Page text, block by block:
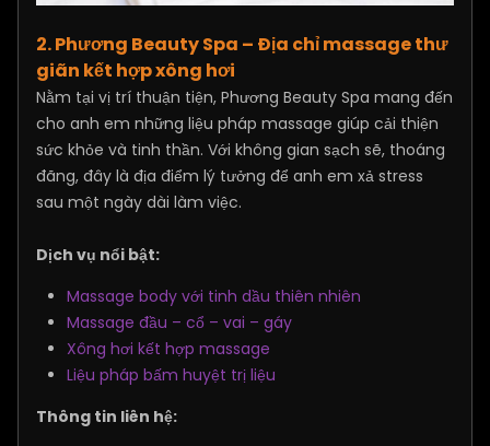
2. Phương Beauty Spa – Địa chỉ massage thư
giãn kết hợp xông hơi
Nằm tại vị trí thuận tiện, Phương Beauty Spa mang đến
cho anh em những liệu pháp massage giúp cải thiện
sức khỏe và tinh thần. Với không gian sạch sẽ, thoáng
đãng, đây là địa điểm lý tưởng để anh em xả stress
sau một ngày dài làm việc.
Dịch vụ nổi bật:
Massage body với tinh dầu thiên nhiên
Massage đầu – cổ – vai – gáy
Xông hơi kết hợp massage
Liệu pháp bấm huyệt trị liệu
Thông tin liên hệ: